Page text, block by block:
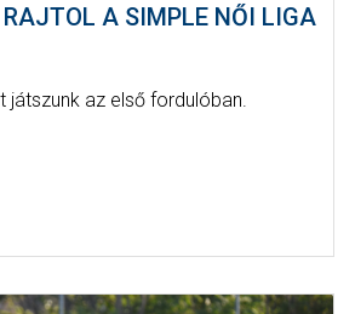
A SIMPLE NŐI LIGA
játszunk az első fordulóban.